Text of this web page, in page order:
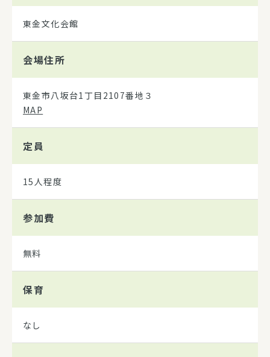
東金文化会館
会場住所
東金市八坂台1丁目2107番地３
MAP
定員
15人程度
参加費
無料
保育
なし